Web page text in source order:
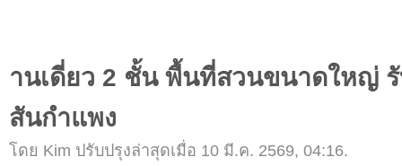
านเดี่ยว 2 ชั้น พื้นที่สวนขนาดใหญ่ รั
สันกำแพง
โดย Kim ปรับปรุงล่าสุดเมื่อ 10 มี.ค. 2569, 04:16.